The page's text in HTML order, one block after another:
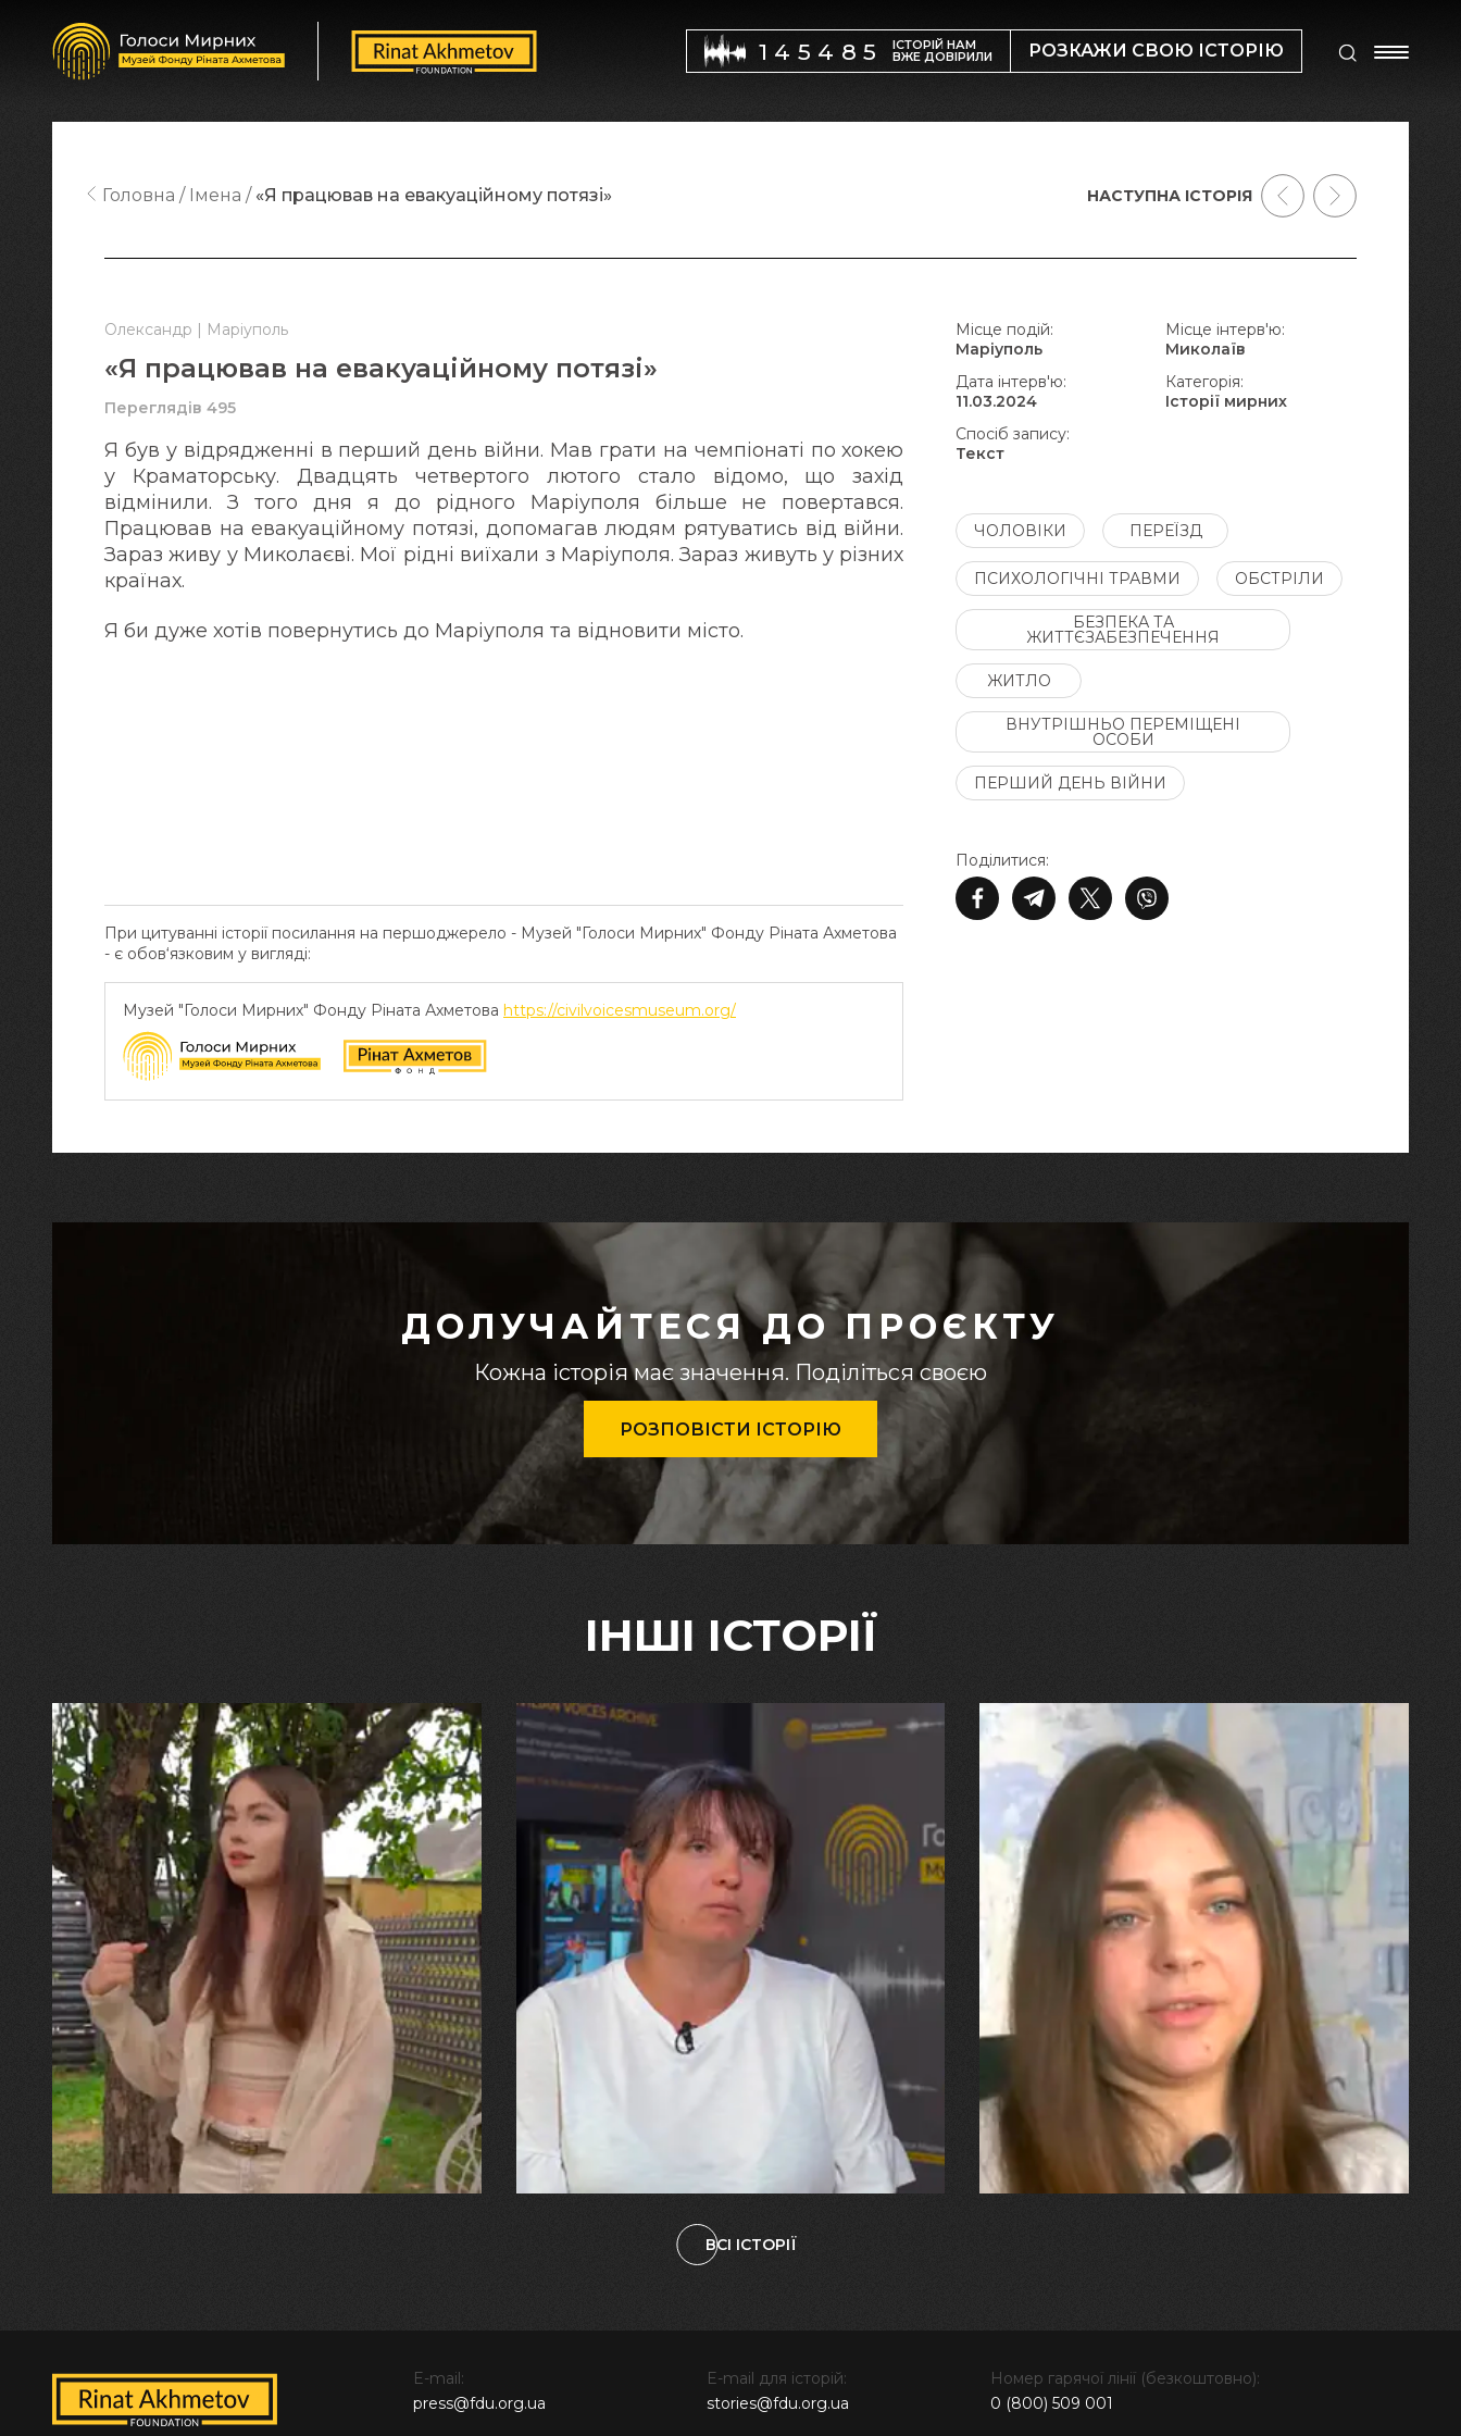
145485 ІСТОРІЙ НАМ
ВЖЕ ДОВІРИЛИ РОЗКАЖИ СВОЮ ІСТОРІЮ
Олександр | Маріуполь
«Я працював на евакуаційному потязі»
Переглядів 495
Я був у відрядженні в перший день війни. Мав грати на чемпіонаті по хокею
у Краматорську. Двадцять четвертого лютого стало відомо, що захід
відмінили. З того дня я до рідного Маріуполя більше не повертався.
Працював на евакуаційному потязі, допомагав людям рятуватись від війни.
Зараз живу у Миколаєві. Мої рідні виїхали з Маріуполя. Зараз живуть у різних
країнах.
Я би дуже хотів повернутись до Маріуполя та відновити місто.
При цитуванні історії посилання на першоджерело - Музей "Голоси Мирних" Фонду Ріната Ахметова
- є обов‘язковим у вигляді:
Музей "Голоси Мирних" Фонду Ріната Ахметова https://civilvoicesmuseum.org/
Головна Імена «Я працював на евакуаційному потязі»
Поділитися:
Місце подій:
Маріуполь
Місце інтерв'ю:
Миколаїв
Дата інтерв'ю:
11.03.2024
Категорія:
Історії мирних
Спосіб запису:
Текст
ЧОЛОВІКИ ПЕРЕЇЗД
ПСИХОЛОГІЧНІ ТРАВМИ ОБСТРІЛИ
БЕЗПЕКА ТА
ЖИТТЄЗАБЕЗПЕЧЕННЯ
ЖИТЛО
ВНУТРІШНЬО ПЕРЕМІЩЕНІ
ОСОБИ
ПЕРШИЙ ДЕНЬ ВІЙНИ
НАСТУПНА ІСТОРІЯ
ДОЛУЧАЙТЕСЯ ДО ПРОЄКТУ
Кожна історія має значення. Поділіться своєю
РОЗПОВІСТИ ІСТОРІЮ
ІНШІ ІСТОРІЇ
30.07.2026
Калина, Дарина та Віра Папроцькі
"Хвиля була, як від моря,
прозора і велика… Я ледве
встигла схопити племінницю"
29.07.2026
Марина, Ваїд та Аміна Харченко
"Попри всі втрати, ми не
зламалися: тепер я бачу
свого вбитого чоловіка у
наших дітях"
27.07.2026
"Я перенесла 11 операцій, та
плакала від фантомного
болю. Але маленька донька
бере за руку і змушує йти
далі"
ВСІ ІСТОРІЇ
E-mail:
press@fdu.org.ua
E-mail для історій:
stories@fdu.org.ua
Номер гарячої лінії (безкоштовно):
0 (800) 509 001